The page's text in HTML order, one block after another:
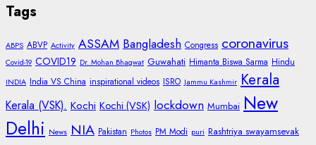
Tags
ABPS ABVP Activity ASSAM Bangladesh Congress coronavirus
Covid-19 COVID19 Dr. Mohan Bhagwat Guwahati Himanta Biswa Sarma Hindu
INDIA India VS China inspirational videos ISRO Jammu Kashmir Kerala
Kerala (VSK). Kochi Kochi (VSK) lockdown Mumbai New
Delhi News NIA Pakistan Photos PM Modi puri Rashtriya swayamsevak